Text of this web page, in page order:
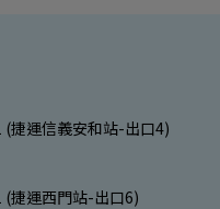
捷運信義安和站-出口4)
捷運西門站-出口6)